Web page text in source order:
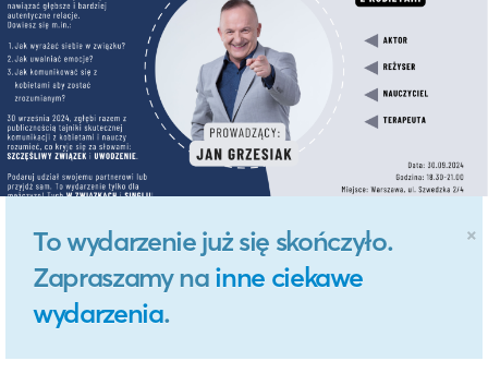
×
To wydarzenie już się skończyło.
Zapraszamy na inne ciekawe
wydarzenia.